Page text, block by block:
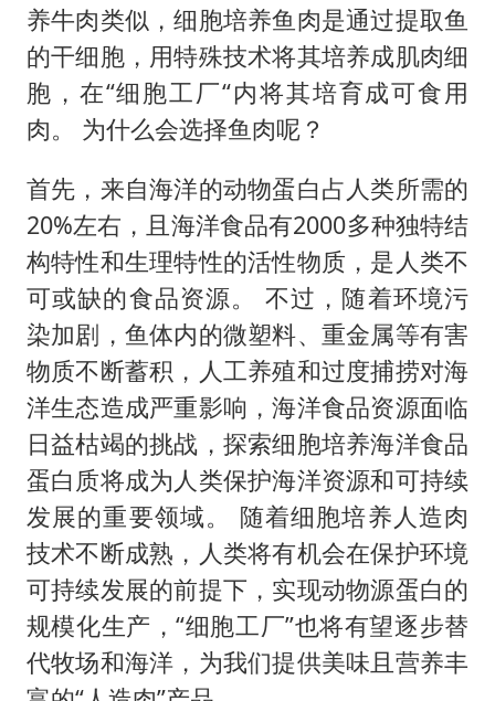
养牛肉类似，细胞培养鱼肉是通过提取鱼
的干细胞，用特殊技术将其培养成肌肉细
胞，在“细胞工厂“内将其培育成可食用
肉。 为什么会选择鱼肉呢？
首先，来自海洋的动物蛋白占人类所需的
20%左右，且海洋食品有2000多种独特结
构特性和生理特性的活性物质，是人类不
可或缺的食品资源。 不过，随着环境污
染加剧，鱼体内的微塑料、重金属等有害
物质不断蓄积，人工养殖和过度捕捞对海
洋生态造成严重影响，海洋食品资源面临
日益枯竭的挑战，探索细胞培养海洋食品
蛋白质将成为人类保护海洋资源和可持续
发展的重要领域。 随着细胞培养人造肉
技术不断成熟，人类将有机会在保护环境
可持续发展的前提下，实现动物源蛋白的
规模化生产，“细胞工厂”也将有望逐步替
代牧场和海洋，为我们提供美味且营养丰